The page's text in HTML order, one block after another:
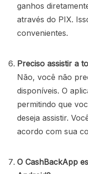
ganhos
através do PIX.
convenientes.
Preciso assistir a
Não, você não
disponíveis. O
permitindo que
deseja assistir.
acordo com sua
O CashBackApp